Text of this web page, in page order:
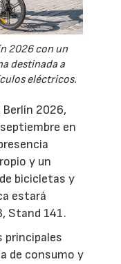
2026 con un
destinada a
eléctricos.
2026,
en
y un
bicicletas y
estará
Stand 141.
principales
de consumo y